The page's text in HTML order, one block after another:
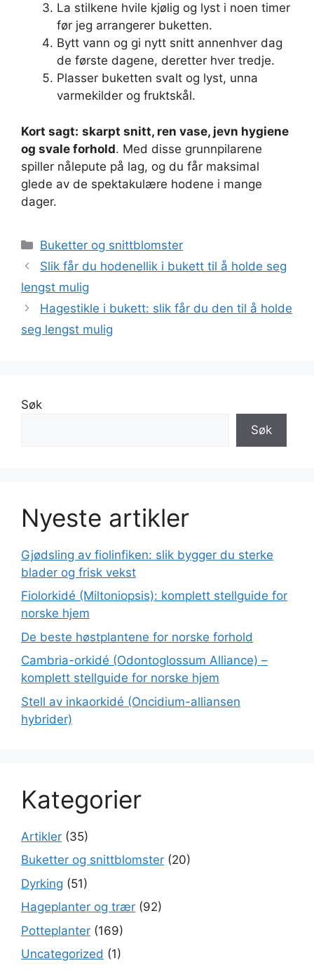
La stilkene hvile kjølig og lyst i noen timer
før jeg arrangerer buketten.
Bytt vann og gi nytt snitt annenhver dag
de første dagene, deretter hver tredje.
Plasser buketten svalt og lyst, unna
varmekilder og fruktskål.
Kort sagt: skarpt snitt, ren vase, jevn hygiene
og svale forhold. Med disse grunnpilarene
spiller nålepute på lag, og du får maksimal
glede av de spektakulære hodene i mange
dager.
Kategorier
Buketter og snittblomster
Slik får du hodenellik i bukett til å holde seg
lengst mulig
Hagestikle i bukett: slik får du den til å holde
seg lengst mulig
Søk
Søk
Nyeste artikler
Gjødsling av fiolinfiken: slik bygger du sterke
blader og frisk vekst
Fiolorkidé (Miltoniopsis): komplett stellguide for
norske hjem
De beste høstplantene for norske forhold
Cambria-orkidé (Odontoglossum Alliance) –
komplett stellguide for norske hjem
Stell av inkaorkidé (Oncidium-alliansen
hybrider)
Kategorier
Artikler (35)
Buketter og snittblomster (20)
Dyrking (51)
Hageplanter og trær (92)
Potteplanter (169)
Uncategorized (1)